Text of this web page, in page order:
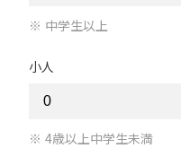
中学生以上
小人
4歳以上中学生未満